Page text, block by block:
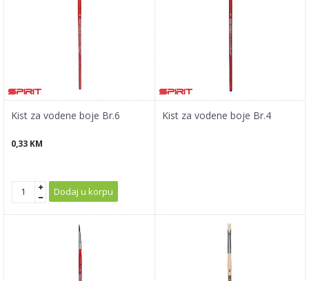
Kist za vodene boje Br.6
0,33 KM
Dodaj u korpu
Kist za vodene boje Br.4